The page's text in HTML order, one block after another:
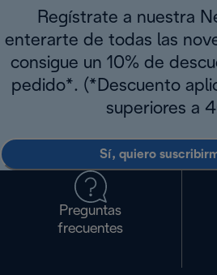
Regístrate a nuestra
enterarte de todas las
consigue un 10% de
pedido*. (*Descuento
superiores a
Sí, quiero
Preguntas
frecuentes